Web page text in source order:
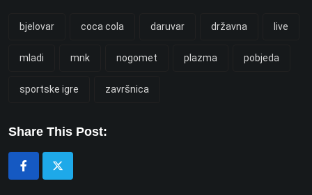
bjelovar coca cola daruvar državna live
mladi mnk nogomet plazma pobjeda
sportske igre završnica
Share This Post: